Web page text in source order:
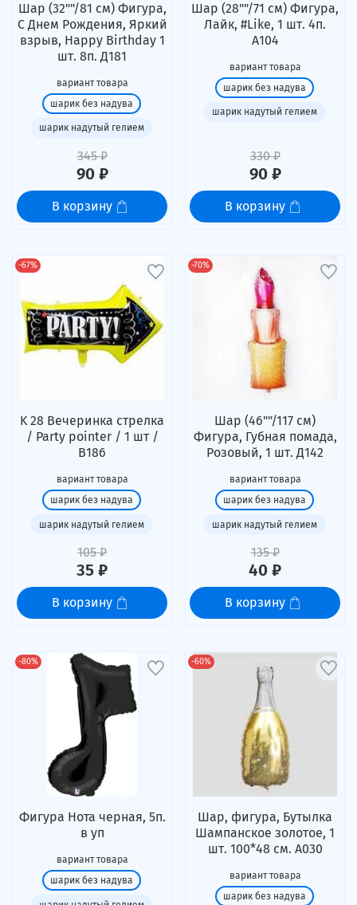
Шар (32""/81 см) Фигура,
С Днем Рождения, Яркий
взрыв, Happy Birthday 1
шт. 8п. Д181
вариант товара
шарик без надува
шарик надутый гелием
345 ₽
90 ₽
В корзину
Шар (28""/71 см) Фигура,
Лайк, #Like, 1 шт. 4п.
А104
вариант товара
шарик без надува
шарик надутый гелием
330 ₽
90 ₽
В корзину
-67%
K 28 Вечеринка стрелка
/ Party pointer / 1 шт /
В186
вариант товара
шарик без надува
шарик надутый гелием
105 ₽
35 ₽
В корзину
-70%
Шар (46""/117 см)
Фигура, Губная помада,
Розовый, 1 шт. Д142
вариант товара
шарик без надува
шарик надутый гелием
135 ₽
40 ₽
В корзину
-80%
Фигура Нота черная, 5п.
в уп
вариант товара
шарик без надува
-60%
Шар, фигура, Бутылка
Шампанское золотое, 1
шт. 100*48 см. А030
вариант товара
шарик без надува